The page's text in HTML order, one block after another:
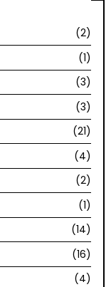
(2)
(1)
(3)
(3)
(21)
(4)
(2)
(1)
(14)
(16)
(4)